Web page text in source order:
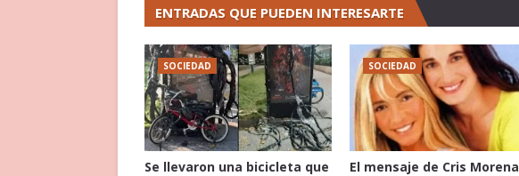
ENTRADAS QUE PUEDEN INTERESARTE
SOCIEDAD
Se llevaron una bicicleta que
SOCIEDAD
El mensaje de Cris Morena